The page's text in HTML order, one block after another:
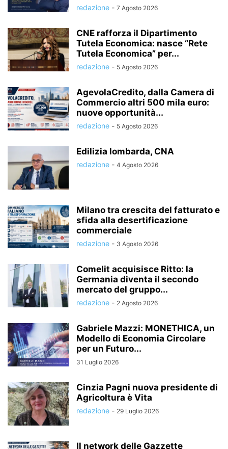
redazione - 7 Agosto 2026
CNE rafforza il Dipartimento
Tutela Economica: nasce “Rete
Tutela Economica” per...
redazione - 5 Agosto 2026
AgevolaCredito, dalla Camera di
Commercio altri 500 mila euro:
nuove opportunità...
redazione - 5 Agosto 2026
Edilizia lombarda, CNA
redazione - 4 Agosto 2026
Milano tra crescita del fatturato e
sfida alla desertificazione
commerciale
redazione - 3 Agosto 2026
Comelit acquisisce Ritto: la
Germania diventa il secondo
mercato del gruppo...
redazione - 2 Agosto 2026
Gabriele Mazzi: MONETHICA, un
Modello di Economia Circolare
per un Futuro...
31 Luglio 2026
Cinzia Pagni nuova presidente di
Agricoltura è Vita
redazione - 29 Luglio 2026
Il network delle Gazzette